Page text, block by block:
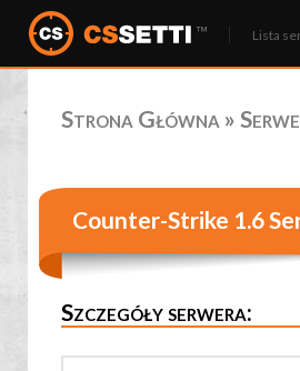
Lista
Strona Główna »
Counter-Strike 1.6
Szczegóły serwera: